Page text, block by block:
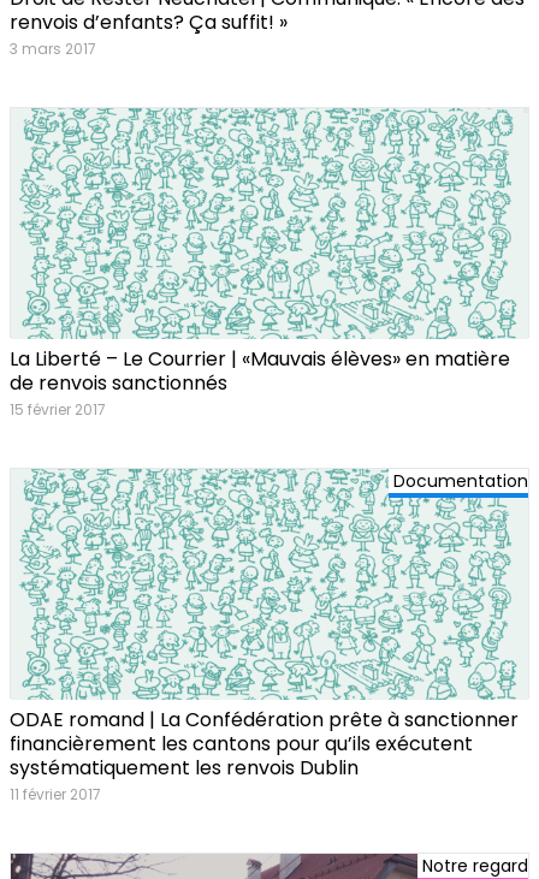
renvois d’enfants? Ça suffit! »
3 mars 2017
La Liberté – Le Courrier | «Mauvais élèves» en matière
de renvois sanctionnés
15 février 2017
Documentation
ODAE romand | La Confédération prête à sanctionner
financièrement les cantons pour qu’ils exécutent
systématiquement les renvois Dublin
11 février 2017
Notre regard